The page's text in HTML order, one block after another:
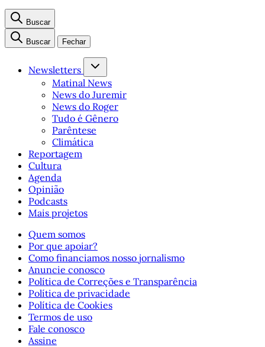
Buscar
Buscar Fechar
Newsletters
Matinal News
News do Juremir
News do Roger
Tudo é Gênero
Parêntese
Climática
Reportagem
Cultura
Agenda
Opinião
Podcasts
Mais projetos
Quem somos
Por que apoiar?
Como financiamos nosso jornalismo
Anuncie conosco
Política de Correções e Transparência
Política de privacidade
Política de Cookies
Termos de uso
Fale conosco
Assine